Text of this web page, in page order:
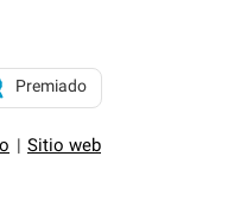
Sitio web
Premiado